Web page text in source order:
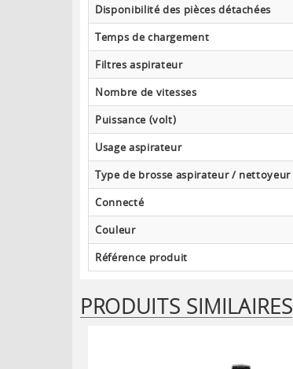
Disponibilité des pièces détachées
Temps de chargement
Filtres aspirateur
Nombre de vitesses
Puissance (volt)
Usage aspirateur
Type de brosse aspirateur / nettoyeur
Connecté
Couleur
Référence produit
PRODUITS SIMILAIRES